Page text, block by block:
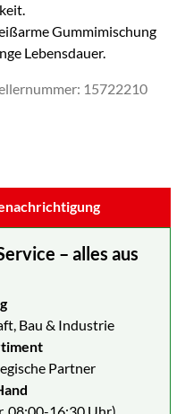
Gummimischung
Lebensdauer.
15722210
– alles aus
Bau & Industrie
Partner
08:00-16:30 Uhr)